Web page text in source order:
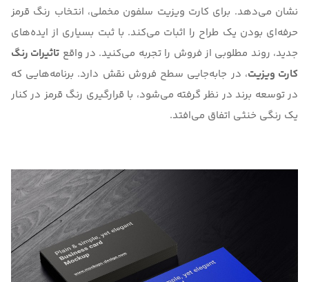
نشان می‌دهد. برای کارت ویزیت سلفون مخملی، انتخاب رنگ قرمز
حرفه‌ای بودن یک طراح را اثبات می‌کند. با ثبت بسیاری از ایده‌های
جدید، روند مطلوبی از فروش را تجربه می‌کنید. در واقع تاثیرات رنگ
کارت ویزیت، در جابه‌جایی سطح فروش نقش دارد. برنامه‌هایی که
در توسعه برند در نظر گرفته می‌شود، با قرارگیری رنگ قرمز در کنار
یک رنگی خنثی اتفاق می‌افتد.